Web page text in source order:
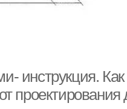
инструкция.